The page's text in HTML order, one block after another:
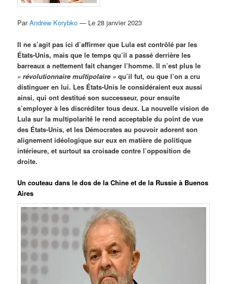
ParAndrew Korybko — Le 28 janvier 2023
Il ne s’agit pas ici d’affirmer que Lula est contrôlé par les
États-Unis, mais que le temps qu’il a passé derrière les
barreaux a nettement fait changer l’homme. Il n’est plus le
« révolutionnaire multipolaire » qu’il fut, ou que l’on a cru
distinguer en lui. Les États-Unis le considéraient eux aussi
ainsi, qui ont destitué son successeur, pour ensuite
s’employer à les discréditer tous deux. La nouvelle vision de
Lula sur la multipolarité le rend acceptable du point de vue
des États-Unis, et les Démocrates au pouvoir adorent son
alignement idéologique sur eux en matière de politique
intérieure, et surtout sa croisade contre l’opposition de
droite.
Un couteau dans le dos de la Chine et de la Russie à Buenos
Aires